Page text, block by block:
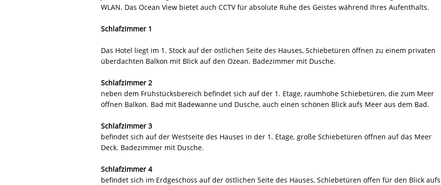
WLAN. Das Ocean View bietet auch CCTV für absolute Ruhe des Geistes während Ihres Aufenthalts.
Schlafzimmer 1
Das Hotel liegt im 1. Stock auf der östlichen Seite des Hauses, Schiebetüren öffnen zu einem privaten
überdachten Balkon mit Blick auf den Ozean. Badezimmer mit Dusche.
Schlafzimmer 2
neben dem Frühstücksbereich befindet sich auf der 1. Etage, raumhohe Schiebetüren, die zum Meer
öffnen Balkon. Bad mit Badewanne und Dusche, auch einen schönen Blick aufs Meer aus dem Bad.
Schlafzimmer 3
befindet sich auf der Westseite des Hauses in der 1. Etage, große Schiebetüren öffnen auf das Meer
Deck. Badezimmer mit Dusche.
Schlafzimmer 4
befindet sich im Erdgeschoss auf der östlichen Seite des Hauses, Schiebetüren offen für den Blick aufs